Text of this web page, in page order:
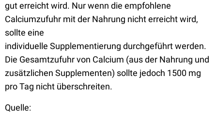
gut erreicht wird. Nur wenn die empfohlene
Calciumzufuhr mit der Nahrung nicht erreicht wird,
sollte eine
individuelle Supplementierung durchgeführt werden.
Die Gesamtzufuhr von Calcium (aus der Nahrung und
zusätzlichen Supplementen) sollte jedoch 1500 mg
pro Tag nicht überschreiten.
Quelle: